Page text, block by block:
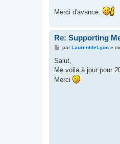
Merci d'avance.
Re: Supporting
M
s
a
g
e
parLaurentdeLyon»
Salut,
Me voila à jour pour
Merci